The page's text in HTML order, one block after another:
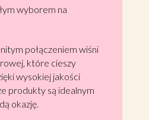
wyborem na
połączeniem wiśni
które cieszy
wysokiej jakości
produkty są idealnym
okazję.